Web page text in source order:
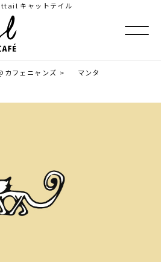
キャットテイル
カフェニャンズ > マンタ